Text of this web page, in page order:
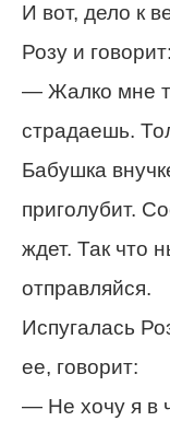
И вот, дело к
Розу и говорит:
— Жалко мне
страдаешь.
Бабушка
приголубит.
ждет. Так что
отправляйся.
Испугалась
ее, говорит:
— Не хочу я в